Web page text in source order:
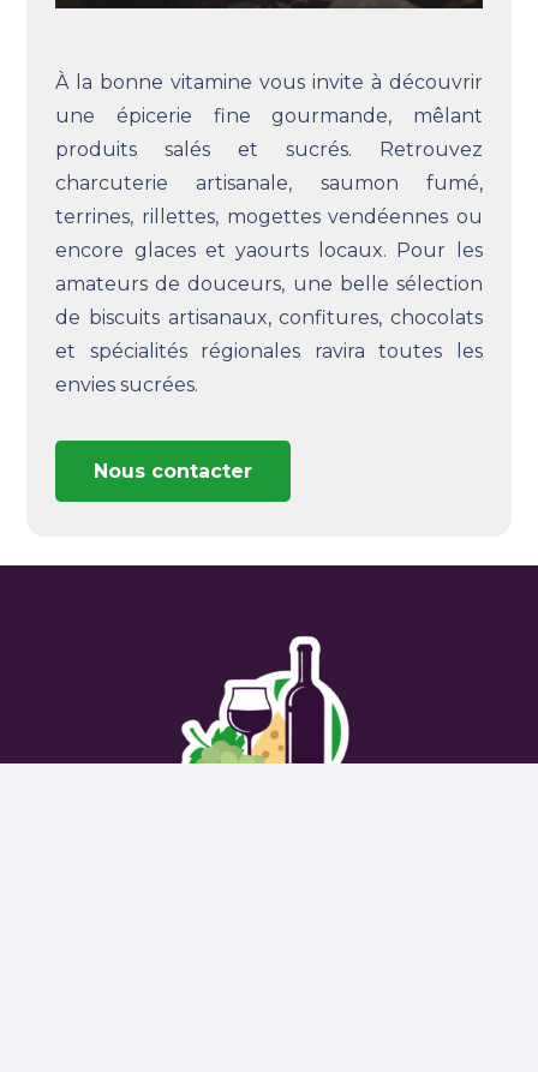
À la bonne vitamine vous invite à découvrir
une épicerie fine gourmande, mêlant
produits salés et sucrés. Retrouvez
charcuterie artisanale, saumon fumé,
terrines, rillettes, mogettes vendéennes ou
encore glaces et yaourts locaux. Pour les
amateurs de douceurs, une belle sélection
de biscuits artisanaux, confitures, chocolats
et spécialités régionales ravira toutes les
envies sucrées.
Nous contacter